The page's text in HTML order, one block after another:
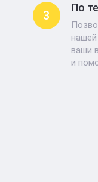
3
По
нашей
ваши
и